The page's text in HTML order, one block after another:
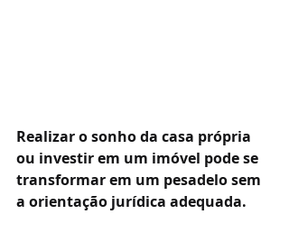
Realizar o sonho da casa própria
ou investir em um imóvel pode se
transformar em um pesadelo sem
a orientação jurídica adequada.